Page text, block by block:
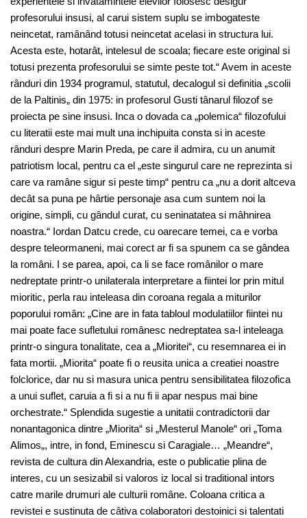
profesorului insusi, al carui sistem suplu se imbogateste
neincetat, ramânând totusi neincetat acelasi in structura lui.
Acesta este, hotarât, intelesul de scoala; fiecare este original si
totusi prezenta profesorului se simte peste tot.“ Avem in aceste
rânduri din 1934 programul, statutul, decalogul si definitia „scolii
de la Paltinis„ din 1975: in profesorul Gusti tânarul filozof se
proiecta pe sine insusi. Inca o dovada ca „polemica“ filozofului
cu literatii este mai mult una inchipuita consta si in aceste
rânduri despre Marin Preda, pe care il admira, cu un anumit
patriotism local, pentru ca el „este singurul care ne reprezinta si
care va ramâne sigur si peste timp“ pentru ca „nu a dorit altceva
decât sa puna pe hârtie personaje asa cum suntem noi la
origine, simpli, cu gândul curat, cu seninatatea si mâhnirea
noastra.“ Iordan Datcu crede, cu oarecare temei, ca e vorba
despre teleormaneni, mai corect ar fi sa spunem ca se gândea
la români. I se parea, apoi, ca li se face românilor o mare
nedreptate printr-o unilaterala interpretare a fiintei lor prin mitul
mioritic, perla rau inteleasa din coroana regala a miturilor
poporului român: „Cine are in fata tabloul modulatiilor fiintei nu
mai poate face sufletului românesc nedreptatea sa-l inteleaga
printr-o singura tonalitate, cea a „Mioritei“, cu resemnarea ei in
fata mortii. „Miorita“ poate fi o reusita unica a creatiei noastre
folclorice, dar nu si masura unica pentru sensibilitatea filozofica
a unui suflet, caruia a fi si a nu fi ii apar nespus mai bine
orchestrate.“ Splendida sugestie a unitatii contradictorii dar
nonantagonica dintre „Miorita“ si „Mesterul Manole“ ori „Toma
Alimos„, intre, in fond, Eminescu si Caragiale… „Meandre“,
revista de cultura din Alexandria, este o publicatie plina de
interes, cu un sesizabil si valoros iz local si traditional intors
catre marile drumuri ale culturii române. Coloana critica a
revistei e sustinuta de câtiva colaboratori destoinici si talentati